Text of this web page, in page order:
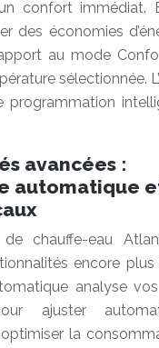
confort immédiat.
des économies
au mode
sélectionnée.
programmation
avancées :
automatique
chauffe-eau
encore plus
analyse
ajuster
la